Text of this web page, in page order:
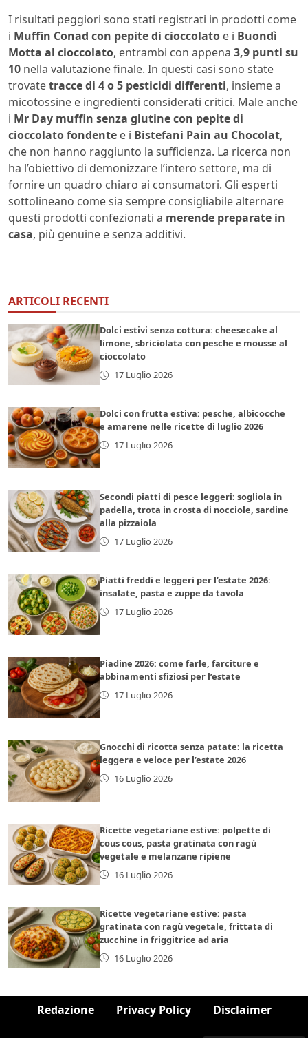
I risultati peggiori sono stati registrati in prodotti come
i Muffin Conad con pepite di cioccolato e i Buondì
Motta al cioccolato, entrambi con appena 3,9 punti su
10 nella valutazione finale. In questi casi sono state
trovatetracce di 4 o 5 pesticidi differenti, insieme a
micotossine e ingredienti considerati critici. Male anche
i Mr Day muffin senza glutine con pepite di
cioccolato fondente e i Bistefani Pain au Chocolat,
che non hanno raggiunto la sufficienza. La ricerca non
ha l’obiettivo di demonizzare l’intero settore, ma di
fornire un quadro chiaro ai consumatori. Gli esperti
sottolineano come sia sempre consigliabile alternare
questi prodotti confezionati a merende preparate in
casa, più genuine e senza additivi.
ARTICOLI RECENTI
Dolci estivi senza cottura: cheesecake al
limone, sbriciolata con pesche e mousse al
cioccolato
17 Luglio 2026
Dolci con frutta estiva: pesche, albicocche
e amarene nelle ricette di luglio 2026
17 Luglio 2026
Secondi piatti di pesce leggeri: sogliola in
padella, trota in crosta di nocciole, sardine
alla pizzaiola
17 Luglio 2026
Piatti freddi e leggeri per l’estate 2026:
insalate, pasta e zuppe da tavola
17 Luglio 2026
Piadine 2026: come farle, farciture e
abbinamenti sfiziosi per l’estate
17 Luglio 2026
Gnocchi di ricotta senza patate: la ricetta
leggera e veloce per l’estate 2026
16 Luglio 2026
Ricette vegetariane estive: polpette di
cous cous, pasta gratinata con ragù
vegetale e melanzane ripiene
16 Luglio 2026
Ricette vegetariane estive: pasta
gratinata con ragù vegetale, frittata di
zucchine in friggitrice ad aria
16 Luglio 2026
Redazione Privacy Policy Disclaimer